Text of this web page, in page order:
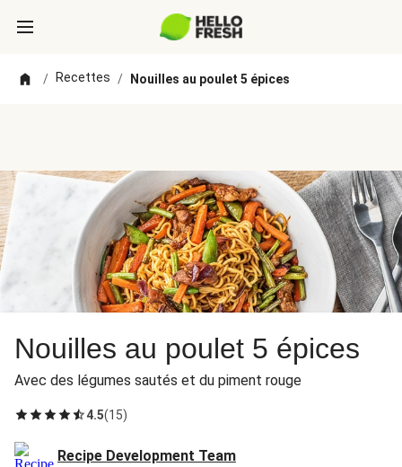
/ Recettes / Nouilles au poulet 5 épices
Nouilles au poulet 5 épices
Avec des légumes sautés et du piment rouge
4.5(15)
Recipe Development Team